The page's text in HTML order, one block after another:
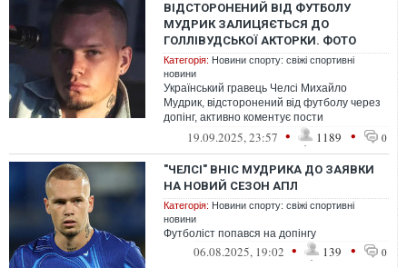
ВІДСТОРОНЕНИЙ ВІД ФУТБОЛУ
МУДРИК ЗАЛИЦЯЄТЬСЯ ДО
ГОЛЛІВУДСЬКОЇ АКТОРКИ. ФОТО
Категорія: Новини спорту: свіжі спортивні
новини
Український гравець Челсі Михайло
Мудрик, відсторонений від футболу через
допінг, активно коментує пости
американської акторки Джорджін Джонс
19.09.2025, 23:57 • 1189 • 0
"ЧЕЛСІ" ВНІС МУДРИКА ДО ЗАЯВКИ
НА НОВИЙ СЕЗОН АПЛ
Категорія: Новини спорту: свіжі спортивні
новини
Футболіст попався на допінгу
06.08.2025, 19:02 • 139 • 0